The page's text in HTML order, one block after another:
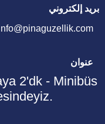
بريد إلكتروني
عنوان
2'dk - Minibüs